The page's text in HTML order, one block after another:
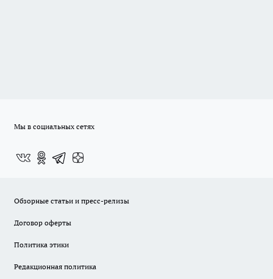
Мы в социальных сетях
Обзорные статьи и пресс-релизы
Договор оферты
Политика этики
Редакционная политика